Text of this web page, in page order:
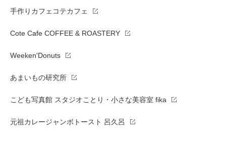
手作りカフェコテカフェ
Cote Cafe COFFEE & ROASTERY
Weeken'Donuts
あまいもの研究所
こども写真館 スタジオことり・小さな美容室 fika
元祖カレージャンボトースト 呂久呂